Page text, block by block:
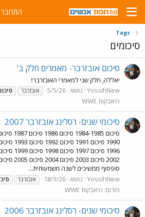
התחבר
Tags
סיכומים
סיכום אובזרבר- מאמרים חלק ב'
יאללה, חלק שני למאמרי האובזרבר!
YossihNew נושא 5/5/26 אובזרבר
היאבקות WWE
סיכומי שנים- רסלינג אובזרבר 2007
סופסוף ממשיכים לשנה משמעותית...
YossihNew נושא 18/3/26 אובזרבר
פורום: היאבקות WWE
סיכומי שנים- רסלינג אובזרבר 2006